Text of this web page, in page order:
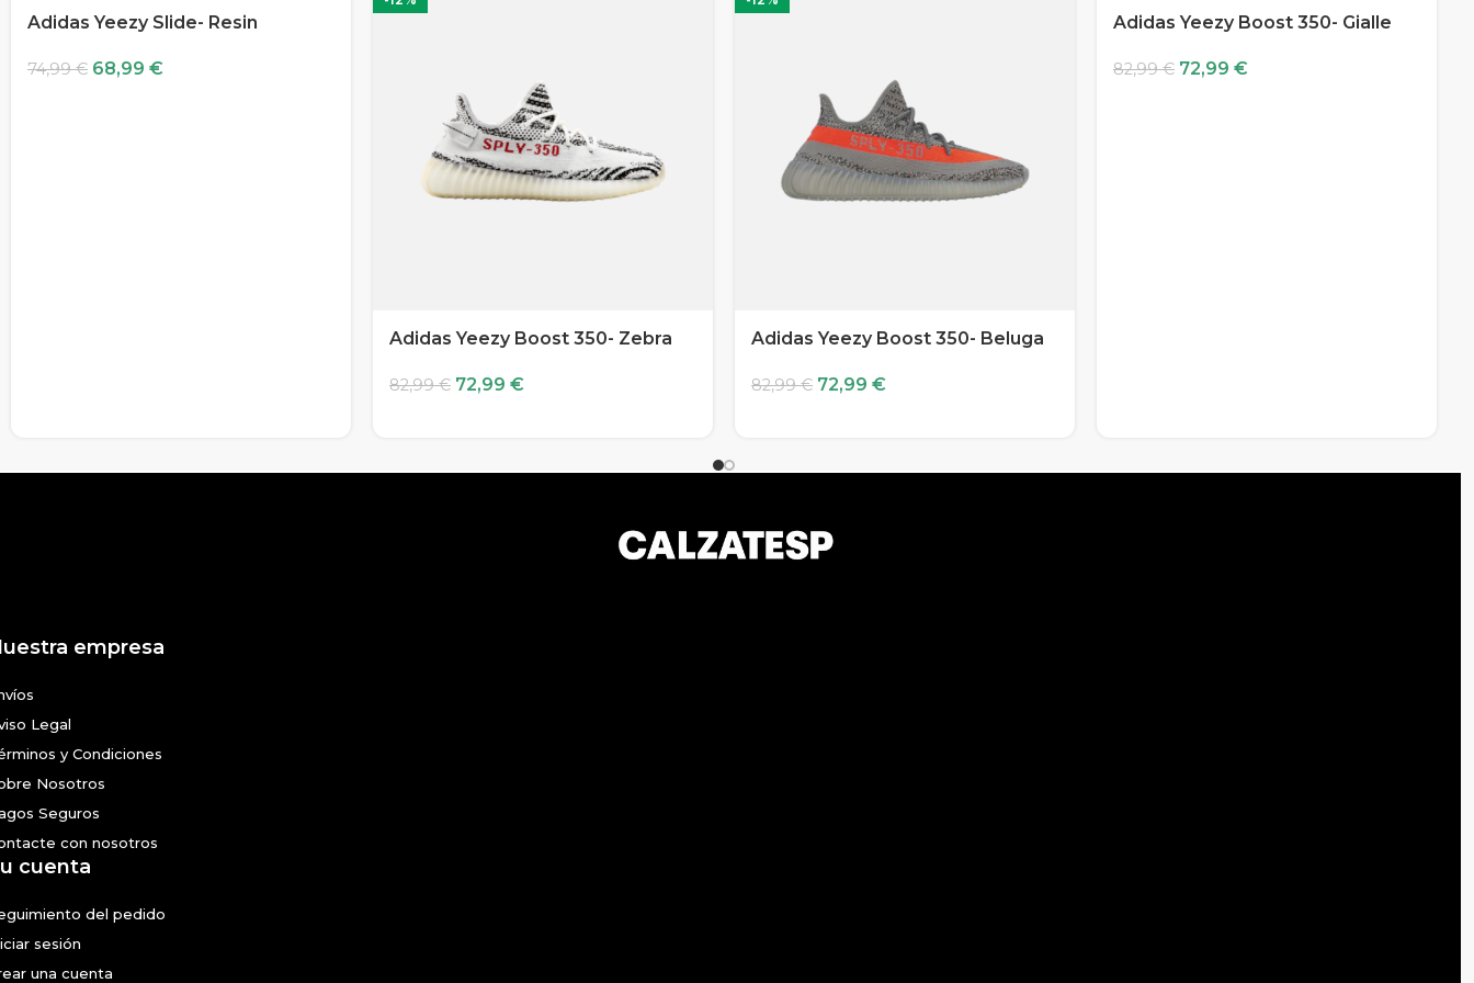
Adidas Yeezy Slide- Resin
74,99€ 68,99 €
Adidas Yeezy Boost 350- Zebra
82,99€ 72,99 €
Adidas Yeezy Boost 350- Beluga
82,99€ 72,99 €
Adidas Yeezy Boost 350- Gialle
82,99€ 72,99 €
empresa
Legal
y Condiciones
Nosotros
Seguros
con nosotros
cuenta
del pedido
sesión
una cuenta